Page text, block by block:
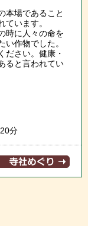
本場であること
います。
時に人々の命を
作物でした。
ださい。健康・
ると言われてい
分